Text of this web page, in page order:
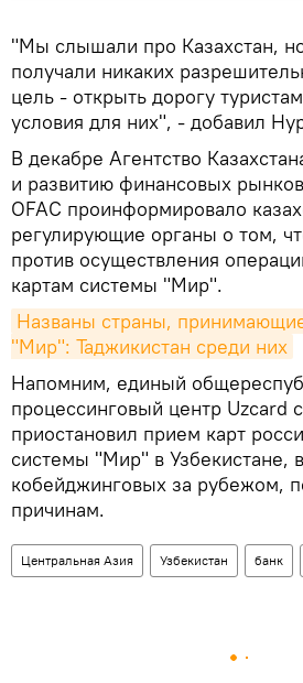
"Мы слышали про Казахстан,
получали никаких
цель - открыть дорогу
условия для них", - добавил
В декабре Агентство
и развитию финансовых
OFAC проинформировало
регулирующие органы о том,
против осуществления
картам системы "Мир".
Названы страны,
"Мир": Таджикистан среди них
Напомним, единый
процессинговый центр Uzcard
приостановил прием карт
системы "Мир" в Узбекистане,
кобейджинговых за рубежом,
причинам.
Центральная Азия Узбекистан банк